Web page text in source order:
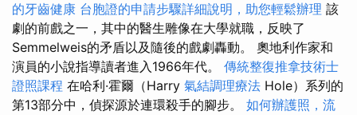
的牙齒健康 台胞證的申請步驟詳細說明，助您輕鬆辦理 該
劇的前戲之一，其中的醫生雕像在大學就職，反映了
Semmelweis的矛盾以及隨後的戲劇轟動。 奧地利作家和
演員的小說指導讀者進入1966年代。 傳統整復推拿技術士
證照課程 在哈利·霍爾（Harry 氣結調理療法 Hole）系列的
第13部分中，偵探源於連環殺手的腳步。 如何辦護照，流